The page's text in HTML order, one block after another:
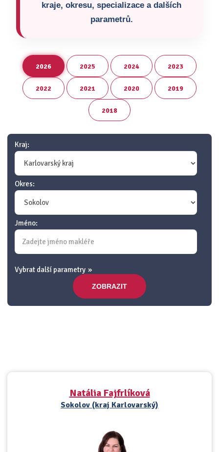
kraje, okresu, specializace a dalších
parametrů.
2026 2025 2024 2023
2022 2021 2020 2019
2018
Kraj:
Okres:
Jméno:
Vybrat další parametry
ZOBRAZIT
Natália Fajfrlíková
Sokolov (kraj Karlovarský)